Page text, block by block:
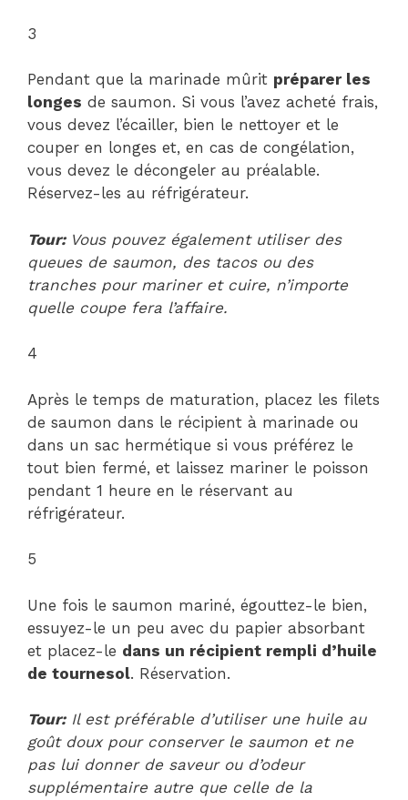
3
Pendant que la marinade mûrit préparer les
longes de saumon. Si vous l’avez acheté frais,
vous devez l’écailler, bien le nettoyer et le
couper en longes et, en cas de congélation,
vous devez le décongeler au préalable.
Réservez-les au réfrigérateur.
Tour:Vous pouvez également utiliser des
queues de saumon, des tacos ou des
tranches pour mariner et cuire, n’importe
quelle coupe fera l’affaire.
4
Après le temps de maturation, placez les filets
de saumon dans le récipient à marinade ou
dans un sac hermétique si vous préférez le
tout bien fermé, et laissez mariner le poisson
pendant 1 heure en le réservant au
réfrigérateur.
5
Une fois le saumon mariné, égouttez-le bien,
essuyez-le un peu avec du papier absorbant
et placez-le dans un récipient rempli d’huile
de tournesol. Réservation.
Tour:Il est préférable d’utiliser une huile au
goût doux pour conserver le saumon et ne
pas lui donner de saveur ou d’odeur
supplémentaire autre que celle de la